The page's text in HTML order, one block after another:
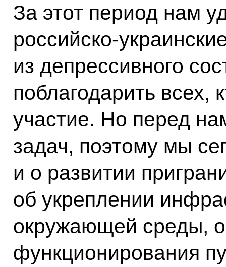
За этот период нам
российско-
из депрессивного
поблагодарить всех,
участие. Но перед
задач, поэтому мы
и о развитии
об укреплении
окружающей среды,
функционирования